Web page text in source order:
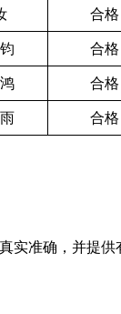
合格
合格
合格
合格
准确，并提供